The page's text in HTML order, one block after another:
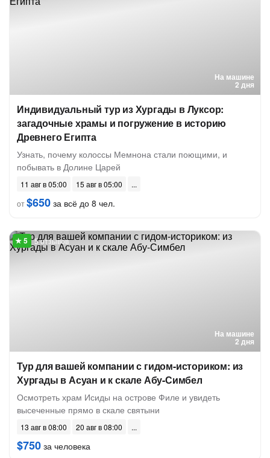
На машине
2 дня
Индивидуальный тур из Хургады в Луксор:
загадочные храмы и погружение в историю
Древнего Египта
Узнать, почему колоссы Мемнона стали поющими, и
побывать в Долине Царей
11 авг в 05:00
15 авг в 05:00
от$650 за всё до 8 чел.
На машине
2 дня
5 отзывов
Тур для вашей компании с гидом-историком: из
Хургады в Асуан и к скале Абу-Симбел
Осмотреть храм Исиды на острове Филе и увидеть
высеченные прямо в скале святыни
13 авг в 08:00 20 авг в 08:00
$750 за человека